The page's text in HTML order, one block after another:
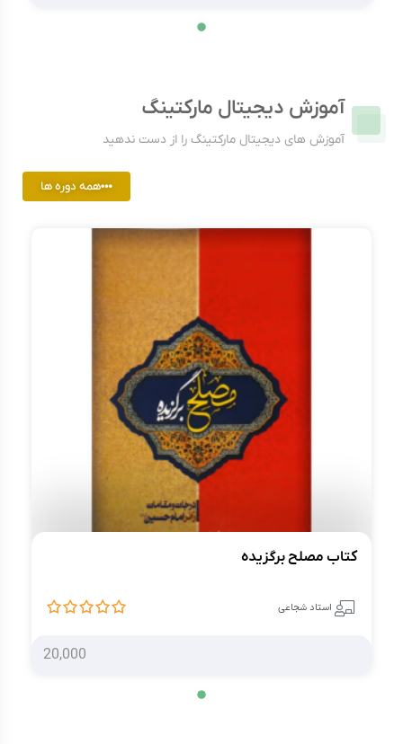
آموزش دیجیتال مارکتینگ
آموزش های دیجیتال مارکتینگ را از دست ندهید
همه دوره ها
کتاب مصلح برگزیده
استاد شجاعی
20,000